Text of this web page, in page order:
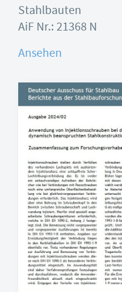
Stahlbauten
AiF Nr.: 21368 N
Ansehen